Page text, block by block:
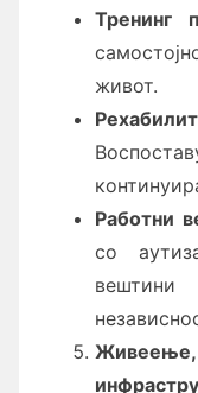
Тренинг
живот.
Работни
со
Живеење